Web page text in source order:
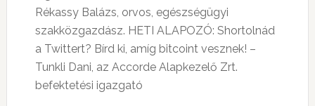
Rékassy Balázs, orvos, egészségügyi
szakközgazdász. HETI ALAPOZÓ: Shortolnád
a Twittert? Bírd ki, amíg bitcoint vesznek! –
Tunkli Dani, az Accorde Alapkezelő Zrt.
befektetési igazgató